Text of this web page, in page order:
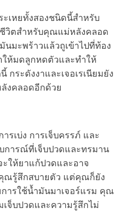
เหยทั้งสองชนิดนี้สำหรับ
วิตสำหรับคุณแม่หลังคลอด
นมะพร้าวแล้วถูเข้าไปที่ท้อง
ห้มดลูกหดตัวและทำให้
กระดังงาและเจอเรเนียมยัง
งคลอดอีกด้วย
รเบ่ง การเจ็บครรภ์ และ
การณ์ที่เจ็บปวดและทรมาน
ให้ยาแก้ปวดและอาจ
ณรู้สึกสบายตัว แต่คุณก็ยัง
ารใช้น้ำมันมาเจอร์แรม คุณ
เจ็บปวดและความรู้สึกไม่